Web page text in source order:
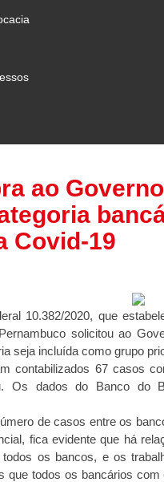
ao
Covid-19
10.382/2020, que
solicitou ao
seja incluída como grupo
contabilizados 67 casos
Os dados do Banco do
de casos entre os
fica evidente que há
os bancos, e os
que todos os bancários